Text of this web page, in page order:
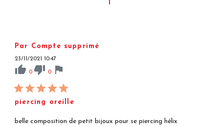
Par Compte supprimé
23/11/2021 10:47
thumb_up 0 thumb_down 0 flag
piercing oreille
belle composition de petit bijoux pour se piercing hélix